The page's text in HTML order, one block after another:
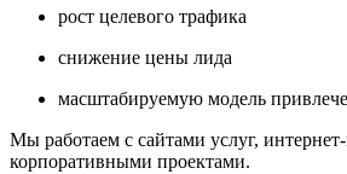
рост целевого трафика
снижение цены лида
масштабируемую модель
Мы работаем с сайтами услуг,
корпоративными проектами.